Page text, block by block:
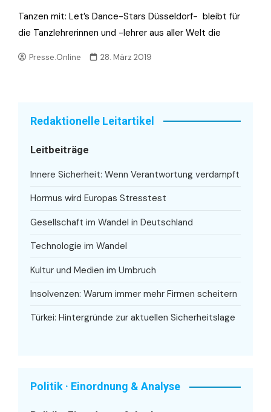
Tanzen mit: Let’s Dance-Stars Düsseldorf- bleibt für
die Tanzlehrerinnen und -lehrer aus aller Welt die
Presse.Online 28. März 2019
Redaktionelle Leitartikel
Leitbeiträge
Innere Sicherheit: Wenn Verantwortung verdampft
Hormus wird Europas Stresstest
Gesellschaft im Wandel in Deutschland
Technologie im Wandel
Kultur und Medien im Umbruch
Insolvenzen: Warum immer mehr Firmen scheitern
Türkei: Hintergründe zur aktuellen Sicherheitslage
Politik · Einordnung & Analyse